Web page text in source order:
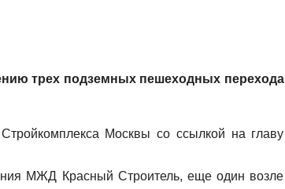
трех подземных пешеходных перехода
Москвы со ссылкой на главу
МЖД Красный Строитель, еще один возле